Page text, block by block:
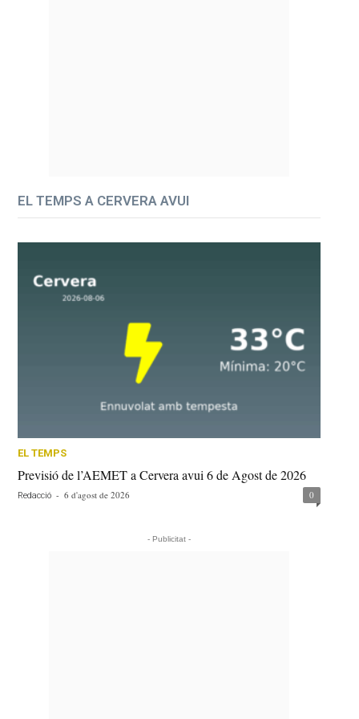
EL TEMPS A CERVERA AVUI
EL TEMPS
Previsió de l’AEMET a Cervera avui 6 de Agost de 2026
Redacció - 6 d'agost de 2026 0
- Publicitat -